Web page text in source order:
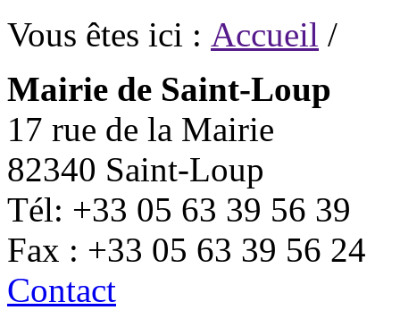
Vous êtes ici : Accueil /
Mairie de Saint-Loup
17 rue de la Mairie
82340 Saint-Loup
Tél: +33 05 63 39 56 39
Fax : +33 05 63 39 56 24
Contact